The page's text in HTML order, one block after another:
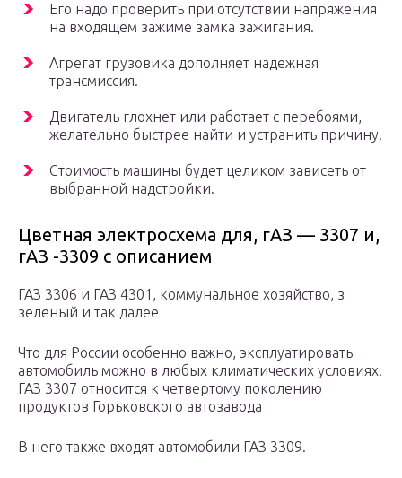
Его надо проверить при отсутствии напряжения
на входящем зажиме замка зажигания.
Агрегат грузовика дополняет надежная
трансмиссия.
Двигатель глохнет или работает с перебоями,
желательно быстрее найти и устранить причину.
Стоимость машины будет целиком зависеть от
выбранной надстройки.
Цветная электросхема для, гАЗ — 3307 и,
гАЗ -3309 с описанием
ГАЗ 3306 и ГАЗ 4301, коммунальное хозяйство, з
зеленый и так далее
Что для России особенно важно, эксплуатировать
автомобиль можно в любых климатических условиях.
ГАЗ 3307 относится к четвертому поколению
продуктов Горьковского автозавода
В него также входят автомобили ГАЗ 3309.